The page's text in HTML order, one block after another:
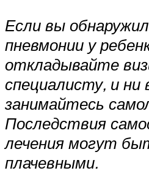
Если вы
пневмонии у
откладывайте
специалисту, и ни
занимайтесь
Последствия
лечения могут
плачевными.